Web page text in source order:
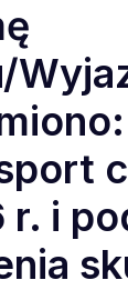
r. i